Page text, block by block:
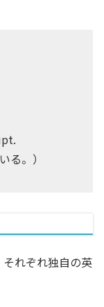
る。）
れぞれ独自の英